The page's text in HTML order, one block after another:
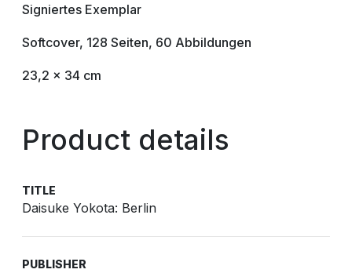
Signiertes Exemplar
Softcover, 128 Seiten, 60 Abbildungen
23,2 x 34 cm
Product details
TITLE
Daisuke Yokota: Berlin
PUBLISHER